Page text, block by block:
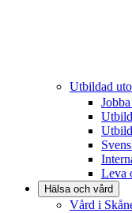
Utbildad
Leva
Hälsa och vård
Vård i